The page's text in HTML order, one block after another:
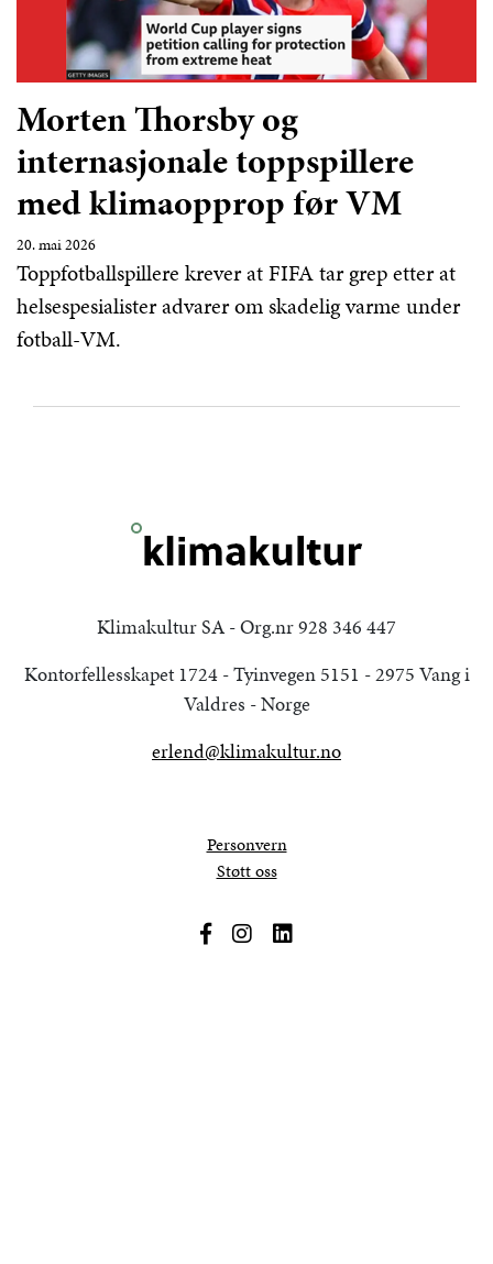
Morten Thorsby og
internasjonale toppspillere
med klimaopprop før VM
20. mai 2026
Toppfotballspillere krever at FIFA tar grep etter at
helsespesialister advarer om skadelig varme under
fotball-VM.
Klimakultur SA - Org.nr 928 346 447
Kontorfellesskapet 1724 - Tyinvegen 5151 - 2975 Vang i
Valdres - Norge
erlend@klimakultur.no
Personvern
Støtt oss